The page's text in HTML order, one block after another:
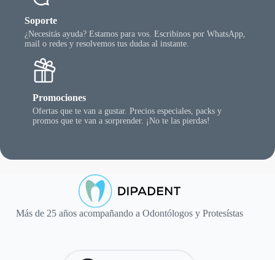
Soporte
¿Necesitás ayuda? Estamos para vos. Escribinos por WhatsApp,
mail o redes y resolvemos tus dudas al instante.
Promociones
Ofertas que te van a gustar. Precios especiales, packs y
promos que te van a sorprender. ¡No te las pierdas!
Más de 25 años acompañando a Odontólogos y Protesístas